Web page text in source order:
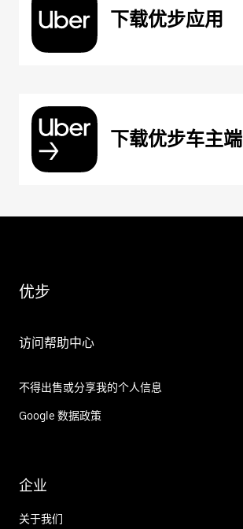
下载优步应用
下载优步车主端
优步
访问帮助中心
不得出售或分享我的个人信息
Google 数据政策
企业
关于我们